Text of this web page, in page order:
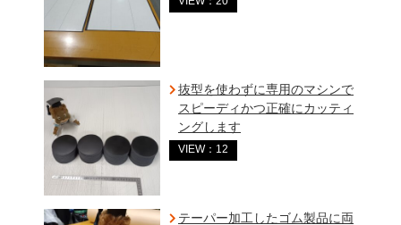
抜型を使わずに専用のマシンで
スピーディかつ正確にカッティ
ングします
VIEW：12
テーパー加工したゴム製品に両